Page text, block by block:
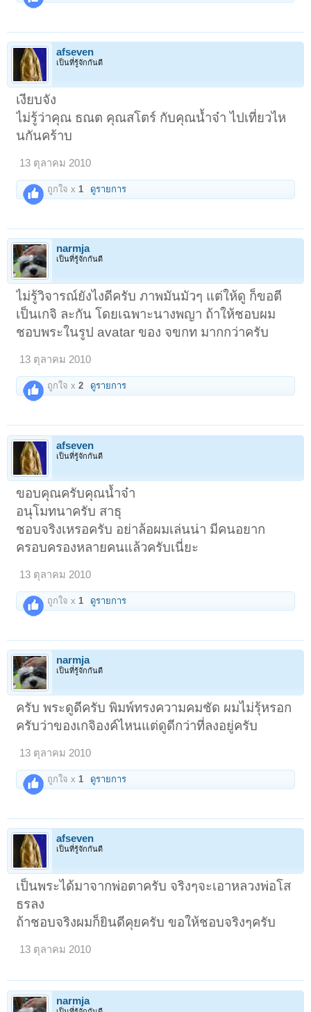
afseven
เป็นที่รู้จักกันดี
เงียบจัง
ไม่รู้ว่าคุณ ธณต คุณสโตร์ กับคุณน้ำจ๋า ไปเที่ยวไห
นกันคร้าบ
13 ตุลาคม 2010
ถูกใจ x 1 ดูรายการ
narmja
เป็นที่รู้จักกันดี
ไม่รู้วิจารณ์ยังไงดีครับ ภาพมันมัวๆ แต่ให้ดู ก็ขอตี
เป็นเกจิ ละกัน โดยเฉพาะนางพญา ถ้าให้ชอบผม
ชอบพระในรูป avatar ของ จขกท มากกว่าครับ
13 ตุลาคม 2010
ถูกใจ x2 ดูรายการ
afseven
เป็นที่รู้จักกันดี
ขอบคุณครับคุณน้ำจ๋า
อนุโมทนาครับ สาธุ
ชอบจริงเหรอครับ อย่าล้อผมเล่นน่า มีคนอยาก
ครอบครองหลายคนแล้วครับเนี่ยะ
13 ตุลาคม 2010
ถูกใจ x 1 ดูรายการ
narmja
เป็นที่รู้จักกันดี
ครับ พระดูดีครับ พิมพ์ทรงความคมชัด ผมไม่รุ้หรอก
ครับว่าของเกจิองค์ไหนแต่ดูดีกว่าที่ลงอยู่ครับ
13 ตุลาคม 2010
ถูกใจ x 1 ดูรายการ
afseven
เป็นที่รู้จักกันดี
เป็นพระได้มาจากพ่อตาครับ จริงๆจะเอาหลวงพ่อโส
ธรลง
ถ้าชอบจริงผมก็ยินดีคุยครับ ขอให้ชอบจริงๆครับ
13 ตุลาคม 2010
narmja